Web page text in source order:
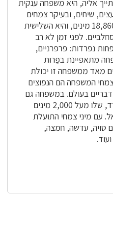
אליה, היא משפחה ענקית
סוגים של עצים, שיחים, ובעיקר צמחים
עשבוניים. במשפחה יותר מ-18,860 מינים, והיא השלישית
לפני זמן לא רב
נפרדות: פרפרניים,
מתאפיינת בפֵרות
מאד ממשפחה זו יכולת
המשפחה הם הנפוצים
בעולם. במשפחה גם
הסוג רב המינים ביותר – הקדד, שלו מעל 2,000 מינים
בישראל. עם מיני צמחי התועלת
סויה, עדשה, חמצה,